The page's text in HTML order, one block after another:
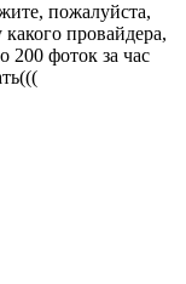
пожалуйста,
провайдера,
200 фоток за час